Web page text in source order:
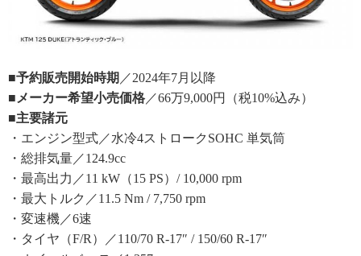
■予約販売開始時期 ／2024年7月以降
■メーカー希望小売価格 ／66万9,000円（税10%込み）
■主要諸元
・エンジン型式／水冷4ストロークSOHC 単気筒
・総排気量／124.9cc
・最高出力／11 kW（15 PS）/ 10,000 rpm
・最大トルク／11.5 Nm / 7,750 rpm
・変速機／6速
・タイヤ（F/R）／110/70 R-17″ / 150/60 R-17″